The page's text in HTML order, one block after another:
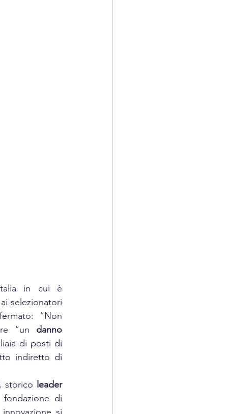
in cui è
selezionatori
“Non
“un danno
di posti di
indiretto di
storico leader
di
si